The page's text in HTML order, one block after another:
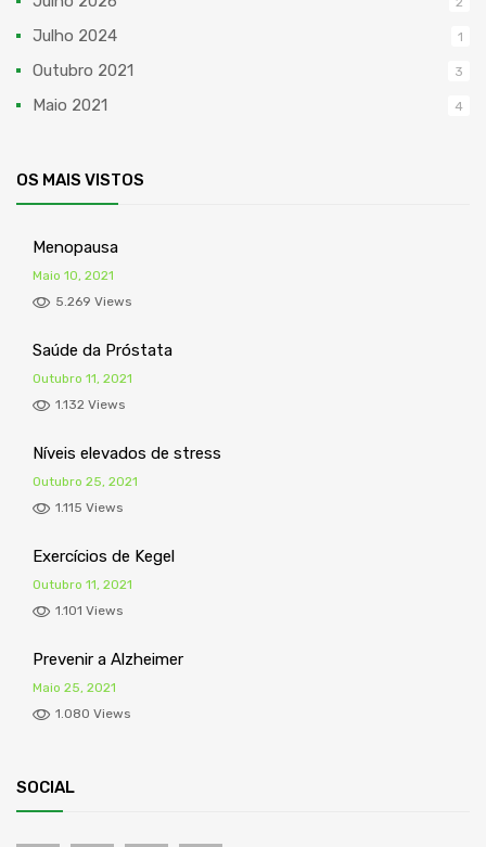
Julho 2024 1
Outubro 2021 3
Maio 2021 4
OS MAIS VISTOS
Menopausa
Maio 10, 2021
5.269 Views
Saúde da Próstata
Outubro 11, 2021
1.132 Views
Níveis elevados de stress
Outubro 25, 2021
1.115 Views
Exercícios de Kegel
Outubro 11, 2021
1.101 Views
Prevenir a Alzheimer
Maio 25, 2021
1.080 Views
SOCIAL